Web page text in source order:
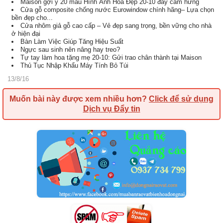
Maison gợi ý 20 mẫu Hình Ảnh Hoa Đẹp 20-10 đầy cảm hứng
Cửa gỗ composite chống nước Eurowindow chính hãng– Lựa chọn
bền đẹp cho...
Cửa nhôm giả gỗ cao cấp – Vẻ đẹp sang trọng, bền vững cho nhà
ở hiện đại
Bàn Làm Việc Giúp Tăng Hiệu Suất
Ngực sau sinh nên nâng hay treo?
Tự tay làm hoa tặng mẹ 20-10: Gửi trao chân thành tại Maison
Thủ Tục Nhập Khẩu Máy Tính Bỏ Túi
13/8/16
Muốn bài này được xem nhiều hơn? Click để sử dụng
Dịch vụ Đẩy tin